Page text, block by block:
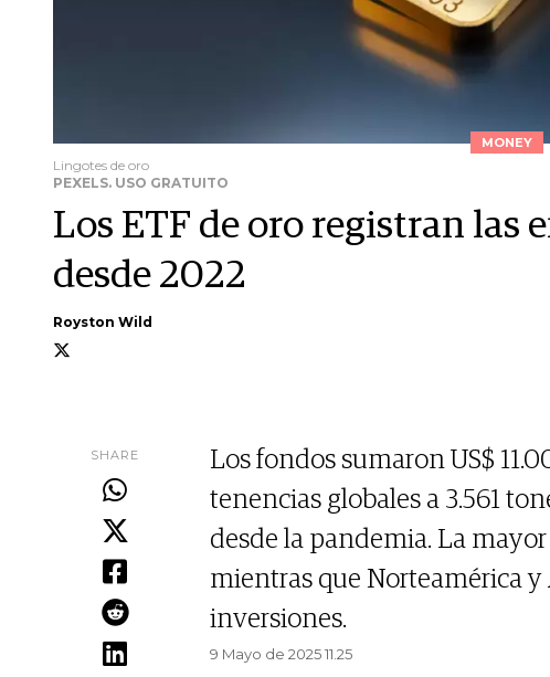
MONEY
Lingotes de oro
PEXELS. USO GRATUITO
Los ETF de oro registran las
desde 2022
Royston Wild
SHARE
Los fondos sumaron US$
tenencias globales a 3.561
desde la pandemia. La
mientras que Norteamérica
inversiones.
9 Mayo de 2025 11.25